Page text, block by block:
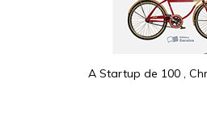
A Startup de 100 ,